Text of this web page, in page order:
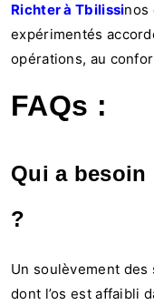
Richter à Tbilissinos
expérimentés
opérations, au
FAQs :
Qui a
?
Un soulèvement
dont l’os est affaibli